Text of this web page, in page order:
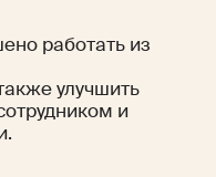
работать из
улучшить
и